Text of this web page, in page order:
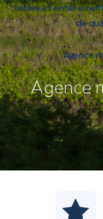
fiables et
de
Agence
Agence